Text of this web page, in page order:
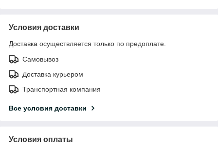
Условия доставки
Доставка осуществляется только по предоплате.
Самовывоз
Доставка курьером
Транспортная компания
Все условия доставки
Условия оплаты